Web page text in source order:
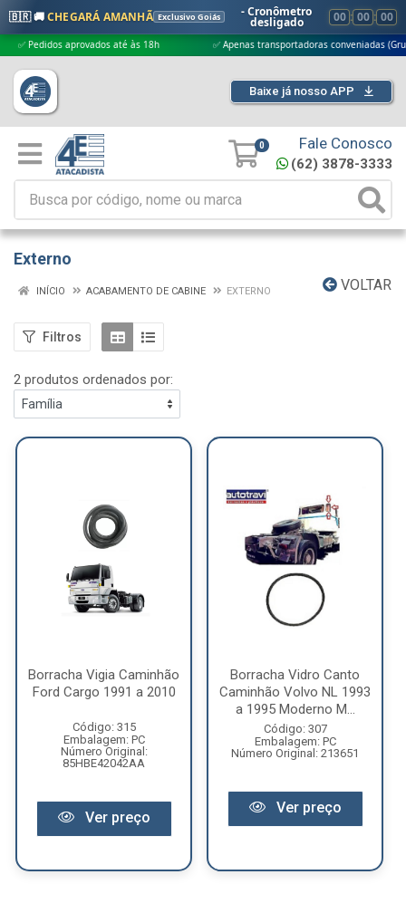
🇧🇷 🚚CHEGARÁ AMANHÃ Exclusivo Goiás - Cronômetro
desligado 00 : 00 : 00
Pedidos aprovados até às 18h ✅ Apenas transportadoras conveniadas (Grupo
Baixe já nosso APP
0 Fale Conosco
(62) 3878-3333
Externo
VOLTAR
INÍCIO ACABAMENTO DE CABINE EXTERNO
Filtros
2 produtos ordenados por:
Borracha Vigia Caminhão
Ford Cargo 1991 a 2010
Código: 315
Embalagem: PC
Número Original:
85HBE42042AA
Ver preço
Borracha Vidro Canto
Caminhão Volvo NL 1993
a 1995 Moderno M...
Código: 307
Embalagem: PC
Número Original: 213651
Ver preço